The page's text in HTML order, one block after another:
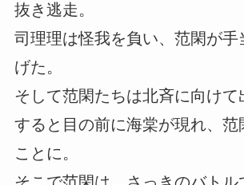
抜き逃走。
司理理は怪我を負い、范閑が手
げた。
そして范閑たちは北斉に向けて
すると目の前に海棠が現れ、范
ことに。